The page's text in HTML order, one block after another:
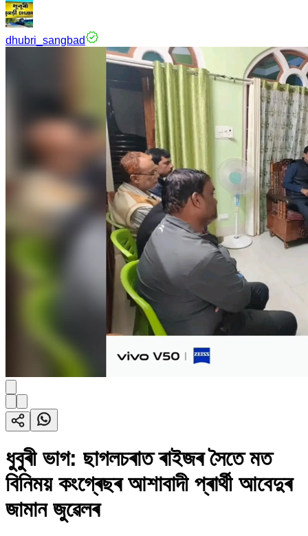
dhubri_sangbad
ধুবুৰী ভাগ: ছাগলচৰাত ৰাইজৰ সৈতে মত
বিনিময় কংগ্ৰেছৰ আশাবাদী প্ৰাৰ্থী আবেদুৰ
জামান জুৱেলৰ